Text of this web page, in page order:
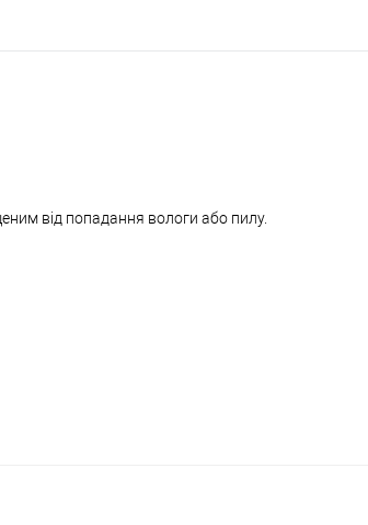
від попадання вологи або пилу.